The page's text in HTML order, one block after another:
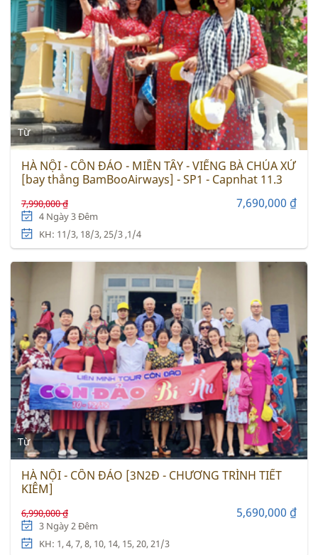
Từ
HÀ NỘI - CÔN ĐẢO - MIỀN TÂY - VIẾNG BÀ CHÚA XỨ
[bay thẳng BamBooAirways] - SP1 - Capnhat 11.3
7,990,000 ₫ 7,690,000 ₫
4 Ngày 3 Đêm
KH: 11/3, 18/3, 25/3 ,1/4
Từ
HÀ NỘI - CÔN ĐẢO [3N2Đ - CHƯƠNG TRÌNH TIẾT
KIÊM]
6,990,000 ₫ 5,690,000 ₫
3 Ngày 2 Đêm
KH: 1, 4, 7, 8, 10, 14, 15, 20, 21/3